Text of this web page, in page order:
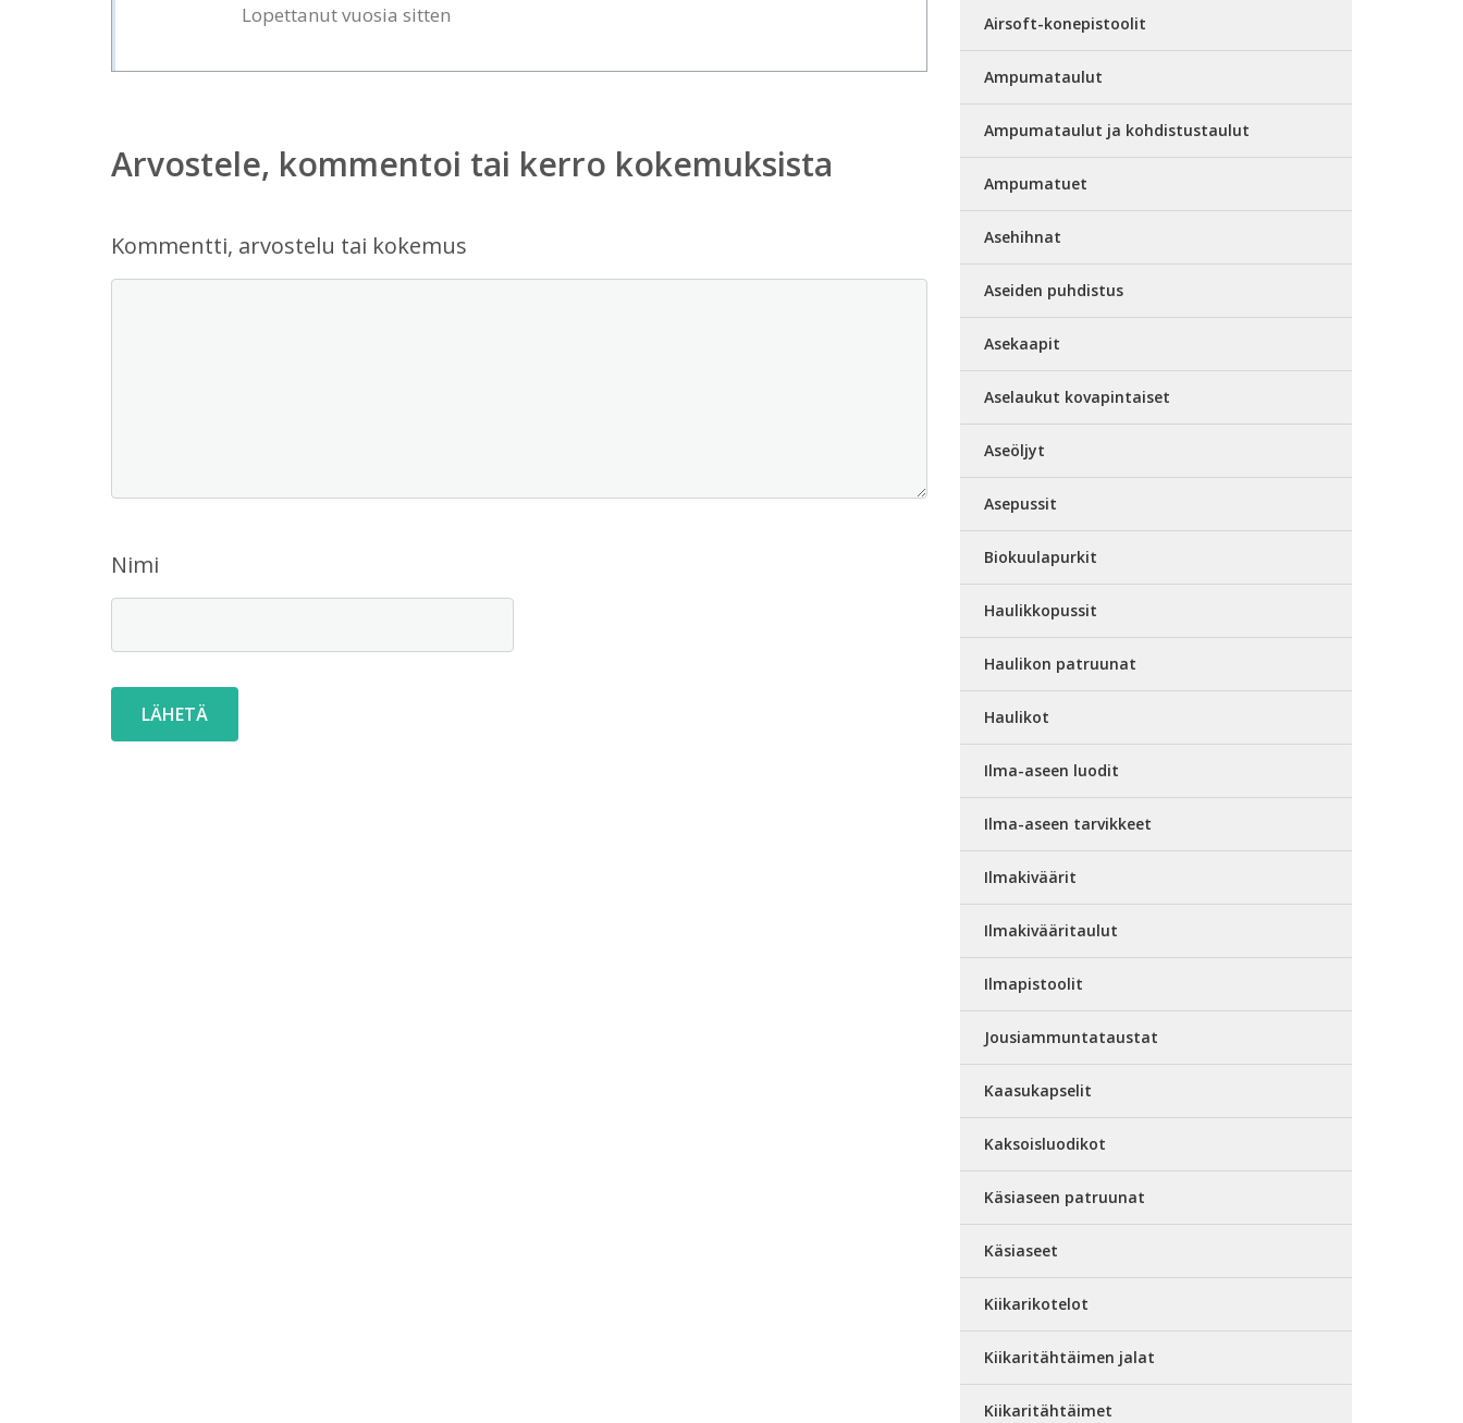
Lopettanut vuosia sitten
Arvostele, kommentoi tai kerro kokemuksista
Kommentti, arvostelu tai kokemus
Nimi
Airsoft-konepistoolit
Ampumataulut
Ampumataulut ja kohdistustaulut
Ampumatuet
Asehihnat
Aseiden puhdistus
Asekaapit
Aselaukut kovapintaiset
Aseöljyt
Asepussit
Biokuulapurkit
Haulikkopussit
Haulikon patruunat
Haulikot
Ilma-aseen luodit
Ilma-aseen tarvikkeet
Ilmakiväärit
Ilmakivääritaulut
Ilmapistoolit
Jousiammuntataustat
Kaasukapselit
Kaksoisluodikot
Käsiaseen patruunat
Käsiaseet
Kiikarikotelot
Kiikaritähtäimen jalat
Kiikaritähtäimet